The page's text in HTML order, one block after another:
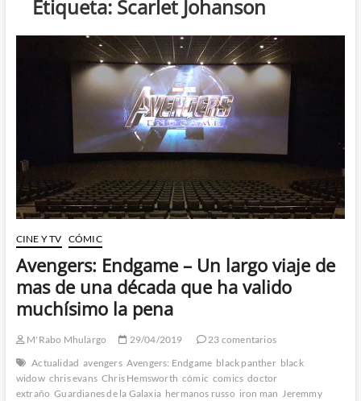
Etiqueta: Scarlet Johanson
CINE Y TV CÓMIC
Avengers: Endgame – Un largo viaje de
mas de una década que ha valido
muchísimo la pena
M'Rabo Mhulargo 29/04/2019
23 comentarios
Actualidad avengers Avengers: Endgame black panther black
widow chris evans Chris Hemsworth cómic comics doctor
extraño Guardianes de la Galaxia hermanos russo iron man Jeremmy